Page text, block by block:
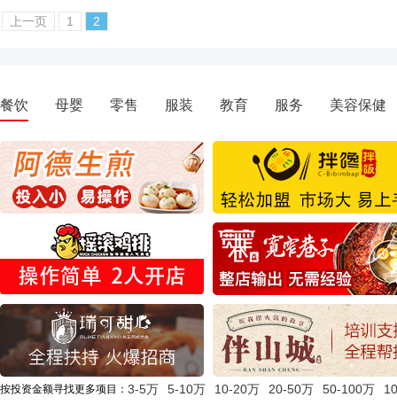
上一页 1 2
餐饮 母婴 零售 服装 教育 服务 美容保健
按投资金额寻找更多项目： 3-5万 5-10万 10-20万 20-50万 50-100万